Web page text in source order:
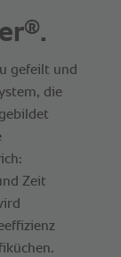
®.
gefeilt und
die
Zeit